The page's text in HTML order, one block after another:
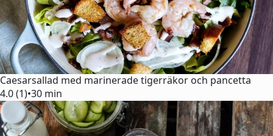
Caesarsallad med marinerade tigerräkor och pancetta
4.0 (1)•30 min